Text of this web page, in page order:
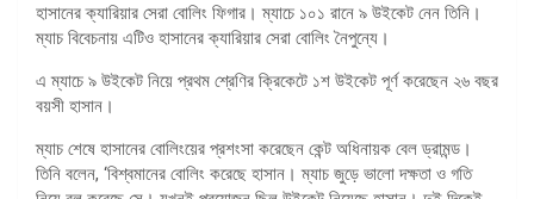
হাসানের ক্যারিয়ার সেরা বোলিং ফিগার। ম্যাচে ১০১ রানে ৯ উইকেট নেন তিনি।
ম্যাচ বিবেচনায় এটিও হাসানের ক্যারিয়ার সেরা বোলিং নৈপুন্যে।
এ ম্যাচে ৯ উইকেট নিয়ে প্রথম শ্রেণির ক্রিকেটে ১শ উইকেট পূর্ণ করেছেন ২৬ বছর
বয়সী হাসান।
ম্যাচ শেষে হাসানের বোলিংয়ের প্রশংসা করেছেন কেন্ট অধিনায়ক বেল ড্রামন্ড।
তিনি বলেন, ‘বিশ্বমানের বোলিং করেছে হাসান। ম্যাচ জুড়ে ভালো দক্ষতা ও গতি